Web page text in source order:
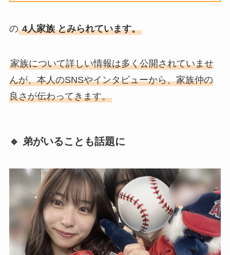
の4人家族 とみられています。
家族について詳しい情報は多く公開されていませ
んが、本人のSNSやインタビューから、家族仲の
良さが伝わってきます。
🔹 弟がいることも話題に